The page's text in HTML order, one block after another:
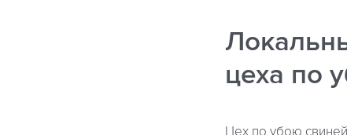
цеха по
Цех по убою